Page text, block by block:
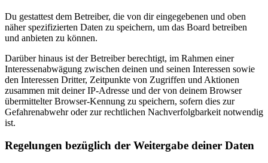
Du gestattest dem Betreiber, die von dir eingegebenen und oben
näher spezifizierten Daten zu speichern, um das Board betreiben
und anbieten zu können.
Darüber hinaus ist der Betreiber berechtigt, im Rahmen einer
Interessenabwägung zwischen deinen und seinen Interessen sowie
den Interessen Dritter, Zeitpunkte von Zugriffen und Aktionen
zusammen mit deiner IP-Adresse und der von deinem Browser
übermittelter Browser-Kennung zu speichern, sofern dies zur
Gefahrenabwehr oder zur rechtlichen Nachverfolgbarkeit notwendig
ist.
Regelungen bezüglich der Weitergabe deiner Daten